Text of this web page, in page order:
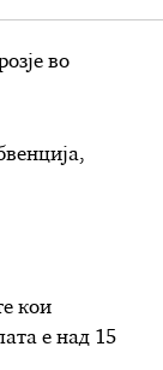
во
кои
е над 15